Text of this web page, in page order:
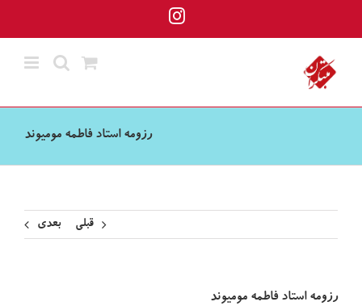
Instagram
رزومه استاد فاطمه مومیوند
قبلی بعدی
رزومه استاد فاطمه مومیوند